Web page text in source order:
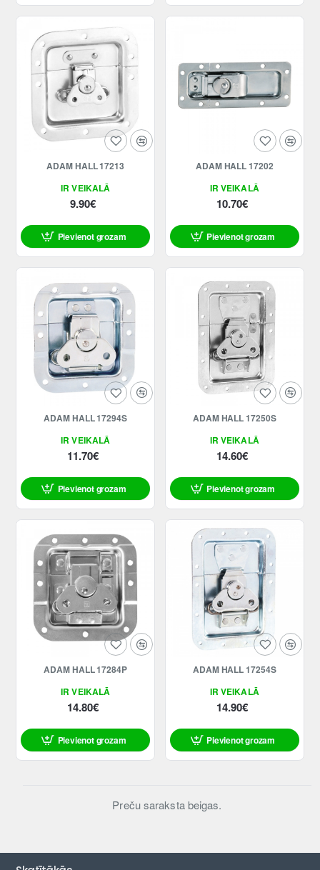
IR VEIKALĀ
ADAM HALL 17213
9.90€
Pievienot grozam
IR VEIKALĀ
ADAM HALL 17202
10.70€
Pievienot grozam
IR VEIKALĀ
ADAM HALL 17294S
11.70€
Pievienot grozam
IR VEIKALĀ
ADAM HALL 17250S
14.60€
Pievienot grozam
IR VEIKALĀ
ADAM HALL 17284P
14.80€
Pievienot grozam
IR VEIKALĀ
ADAM HALL 17254S
14.90€
Pievienot grozam
Preču saraksta beigas.